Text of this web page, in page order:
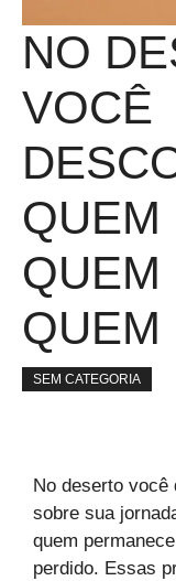
NO
VOCÊ
QUEM
QUEM
QUEM
SEM CATEGORIA
No deserto você
sobre sua
quem
perdido. Essas